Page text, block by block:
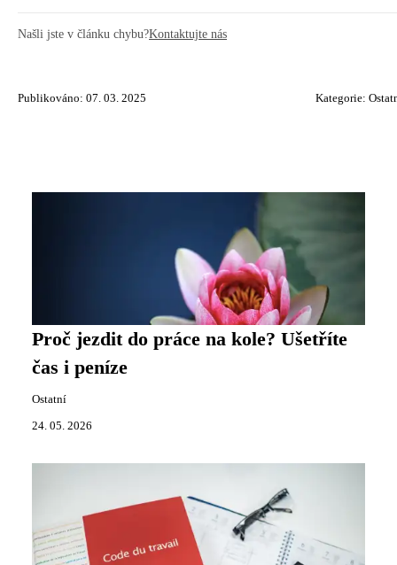
Našli jste v článku chybu?Kontaktujte nás
Publikováno: 07. 03. 2025 Kategorie:
Proč jezdit do práce na kole? Ušetříte
čas i peníze
Ostatní
24. 05. 2026